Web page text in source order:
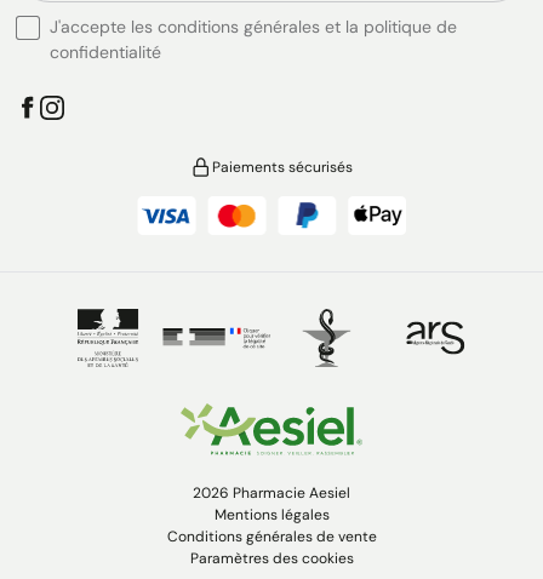
J'accepte les conditions générales et la politique de
confidentialité
Paiements sécurisés
2026 Pharmacie Aesiel
Mentions légales
Conditions générales de vente
Paramètres des cookies